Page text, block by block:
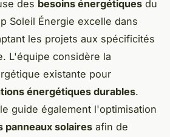
des besoins énergétiques du
Soleil Énergie excelle dans
les projets aux spécificités
L'équipe considère la
existante pour
énergétiques durables.
guide également l'optimisation
panneaux solaires afin de